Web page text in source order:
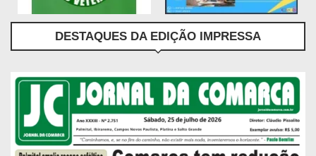
DESTAQUES DA EDIÇÃO IMPRESSA